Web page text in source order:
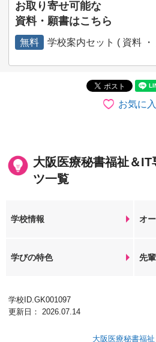
お取り寄せ可能な
資料・願書はこちら
無料 学校案内セット ( 資料 ・
お気に
大阪医療秘書福祉＆
ツ一覧
学校情報 オ
学びの特色 先
学校ID.GK001097
更新日： 2026.07.14
大阪医療秘書福